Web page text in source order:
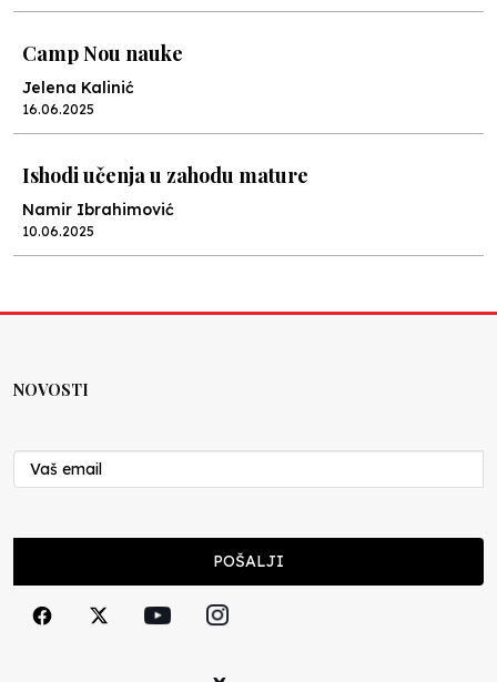
Camp Nou nauke
Jelena Kalinić
16.06.2025
Ishodi učenja u zahodu mature
Namir Ibrahimović
10.06.2025
Nenad Veličković
29.10.2024
Cuke i djeca
NOVOSTI
POŠALJI